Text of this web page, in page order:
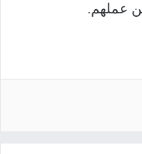
عملهم.